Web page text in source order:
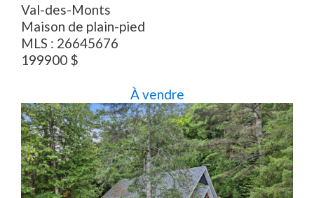
Val-des-Monts
Maison de plain-pied
MLS : 26645676
199900 $
À vendre